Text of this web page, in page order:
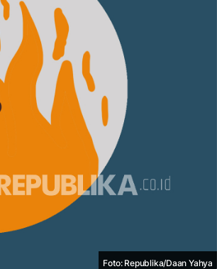
Foto: Republika/Daan Yahya